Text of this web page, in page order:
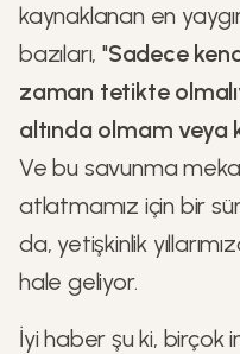
kaynaklanan en
bazıları, "Sadece
zaman tetikte
altında olmam veya
Ve bu savunma
atlatmamız için bir
da, yetişkinlik
hale geliyor.
İyi haber şu ki, birçok